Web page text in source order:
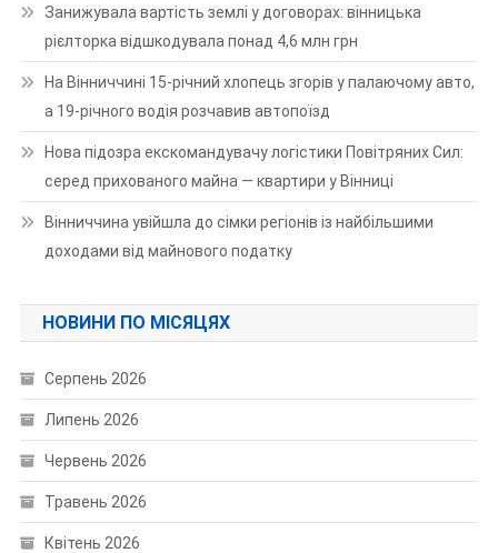
Занижувала вартість землі у договорах: вінницька
рієлторка відшкодувала понад 4,6 млн грн
На Вінниччині 15-річний хлопець згорів у палаючому авто,
а 19-річного водія розчавив автопоїзд
Нова підозра екскомандувачу логістики Повітряних Сил:
серед прихованого майна — квартири у Вінниці
Вінниччина увійшла до сімки регіонів із найбільшими
доходами від майнового податку
НОВИНИ ПО МІСЯЦЯХ
Серпень 2026
Липень 2026
Червень 2026
Травень 2026
Квітень 2026